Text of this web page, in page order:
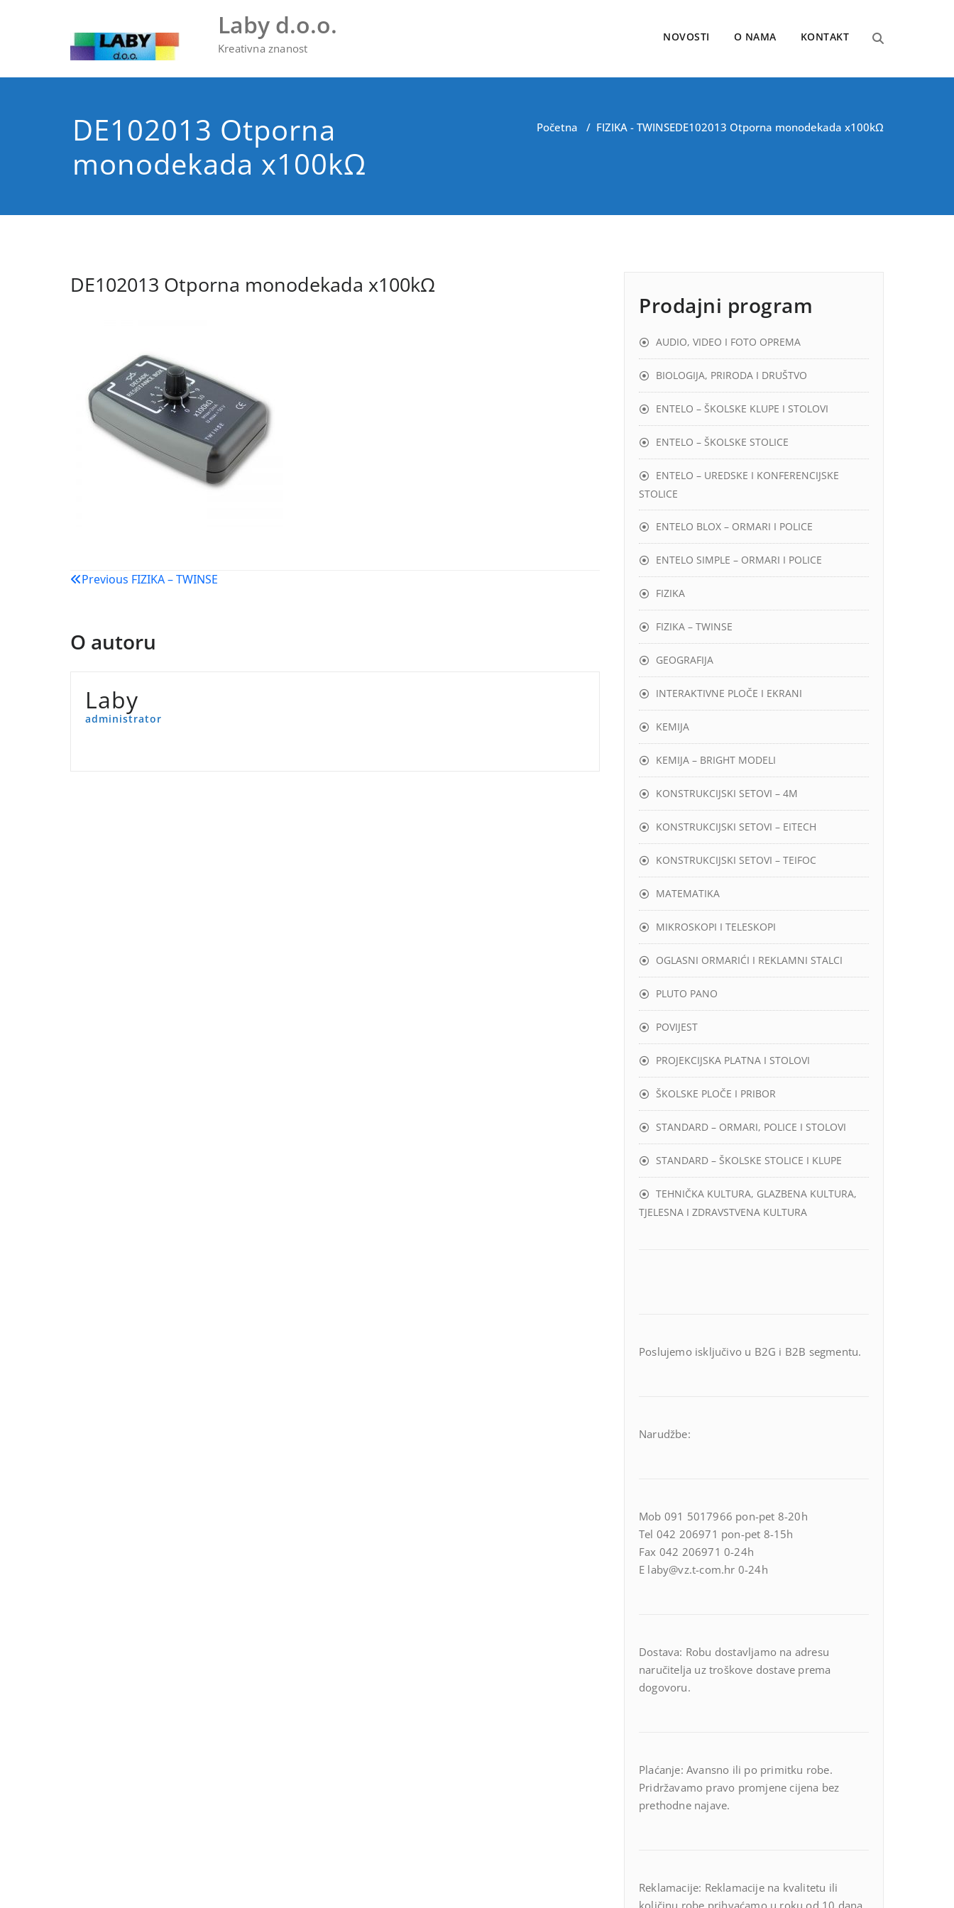
Laby d.o.o.
Kreativna znanost
NOVOSTI O NAMA KONTAKT
DE102013 Otporna
monodekada x100kΩ
Početna / FIZIKA - TWINSEDE102013 Otporna monodekada x100kΩ
DE102013 Otporna monodekada x100kΩ
Navigacija
Previous FIZIKA – TWINSE
O autoru
Laby
administrator
Prodajni program
AUDIO, VIDEO I FOTO OPREMA
BIOLOGIJA, PRIRODA I DRUŠTVO
ENTELO – ŠKOLSKE KLUPE I STOLOVI
ENTELO – ŠKOLSKE STOLICE
ENTELO – UREDSKE I KONFERENCIJSKE
STOLICE
ENTELO BLOX – ORMARI I POLICE
ENTELO SIMPLE – ORMARI I POLICE
FIZIKA
FIZIKA – TWINSE
GEOGRAFIJA
INTERAKTIVNE PLOČE I EKRANI
KEMIJA
KEMIJA – BRIGHT MODELI
KONSTRUKCIJSKI SETOVI – 4M
KONSTRUKCIJSKI SETOVI – EITECH
KONSTRUKCIJSKI SETOVI – TEIFOC
MATEMATIKA
MIKROSKOPI I TELESKOPI
OGLASNI ORMARIĆI I REKLAMNI STALCI
PLUTO PANO
POVIJEST
PROJEKCIJSKA PLATNA I STOLOVI
ŠKOLSKE PLOČE I PRIBOR
STANDARD – ORMARI, POLICE I STOLOVI
STANDARD – ŠKOLSKE STOLICE I KLUPE
TEHNIČKA KULTURA, GLAZBENA KULTURA,
TJELESNA I ZDRAVSTVENA KULTURA
Poslujemo isključivo u B2G i B2B segmentu.
Narudžbe:
Mob 091 5017966 pon-pet 8-20h
Tel 042 206971 pon-pet 8-15h
Fax 042 206971 0-24h
E laby@vz.t-com.hr 0-24h
Dostava: Robu dostavljamo na adresu
naručitelja uz troškove dostave prema
dogovoru.
Plaćanje: Avansno ili po primitku robe.
Pridržavamo pravo promjene cijena bez
prethodne najave.
Reklamacije: Reklamacije na kvalitetu ili
količinu robe prihvaćamo u roku od 10 dana